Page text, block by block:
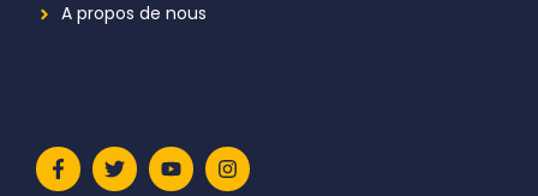
A propos de nous